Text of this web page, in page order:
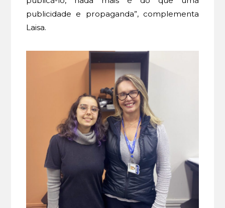
publicidade e propaganda”, complementa
Laisa.